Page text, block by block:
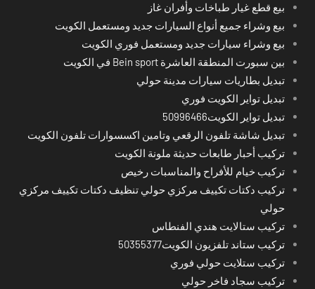
بيع قطع غيار طباخات وأفران غاز
بيع وشراء جميع أنواع السيارات جديد ومستعمل الكويت
بيع وشراء سيارات جديد ومستعمل فوري الكويت
بين سبورت المنطقة العاشرة Bein sport في الكويت
تبديل بطاريات سيارات مدينة حولي
تبديل تواير الكويت فوري
تبديل تواير الكويت50996466
تبديل شاشة تلفون الرقعي وتامين اكسسوارات تلفون الكويت
تركيب أحبار طابعات حديثة ملونة الكويت
تركيب خيام للأفراح والمناسبات رخيص
تركيب دكتات تكييف مركزي حولي تنظيف دكتات تكييف مركزي
حولي
تركيب ستالايت هندي الفنطاس
تركيب ستاند تلفزيون الكويت50355377
تركيب ستلايت حولي فوري
تركيب سجاد فاخر حولي